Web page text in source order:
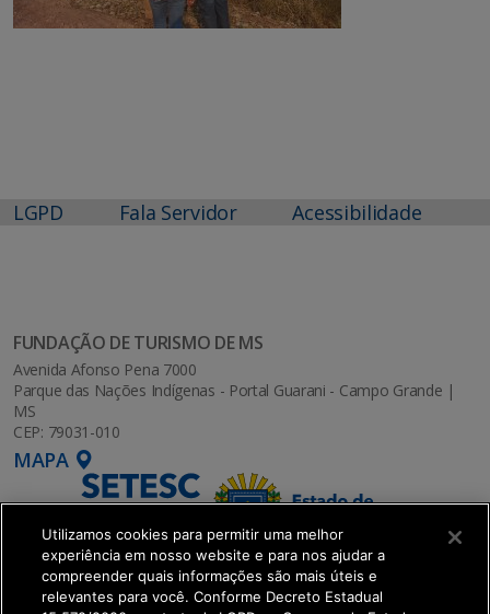
LGPD Fala Servidor Acessibilidade
FUNDAÇÃO DE TURISMO DE MS
Avenida Afonso Pena 7000
Parque das Nações Indígenas - Portal Guarani - Campo Grande |
MS
CEP: 79031-010
MAPA
Utilizamos cookies para permitir uma melhor
experiência em nosso website e para nos ajudar a
compreender quais informações são mais úteis e
relevantes para você. Conforme Decreto Estadual